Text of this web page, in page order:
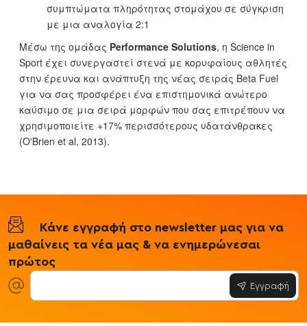
συμπτώματα πληρότητας στομάχου σε σύγκριση
με μια αναλογία 2:1
Μέσω της ομάδας Performance Solutions, η Science in
Sport έχει συνεργαστεί στενά με κορυφαίους αθλητές
στην έρευνα και ανάπτυξη της νέας σειράς Beta Fuel
για να σας προσφέρει ένα επιστημονικά ανώτερο
καύσιμο σε μια σειρά μορφών που σας επιτρέπουν να
χρησιμοποιείτε +17% περισσότερους υδατάνθρακες
(O'Brien et al, 2013).
Κάνε εγγραφή στο newsletter μας για να
μαθαίνεις τα νέα μας & να ενημερώνεσαι
πρώτος
Εγγραφή